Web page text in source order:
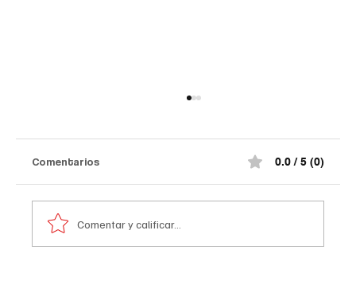
Comentarios 0.0 / 5 (0)
Comentar y calificar...